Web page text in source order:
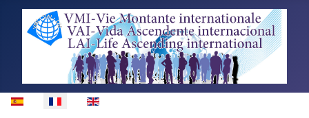
Sélectionnez votre langue